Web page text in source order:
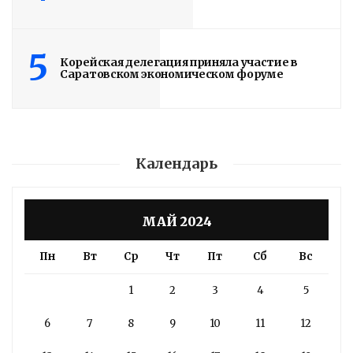
5
Корейская делегация приняла участие в
Саратовском экономическом форуме
Календарь
МАЙ 2024
Пн Вт Ср Чт Пт Сб Вс
1 2 3 4 5
6 7 8 9 10 11 12